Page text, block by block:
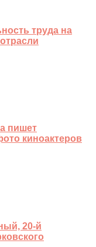
труда на
пишет
киноактеров
20-й